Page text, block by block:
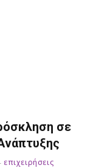
σε
επιχειρήσεις